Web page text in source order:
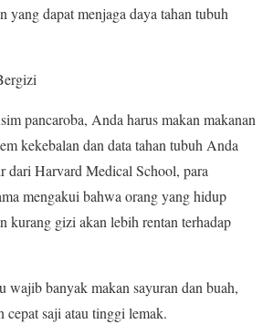
yang dapat menjaga daya tahan tubuh
pancaroba, Anda harus makan makanan
kekebalan dan data tahan tubuh Anda
dari Harvard Medical School, para
mengakui bahwa orang yang hidup
kurang gizi akan lebih rentan terhadap
wajib banyak makan sayuran dan buah,
cepat saji atau tinggi lemak.